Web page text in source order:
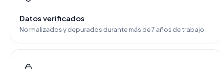
Datos verificados
Normalizados y depurados durante más de 7 años de trabajo.